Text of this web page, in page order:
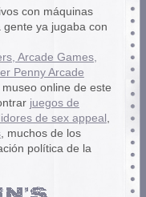
con máquinas
ya jugaba con
Arcade Games,
Penny Arcade
online de este
juegos de
de sex appeal
, muchos de los
política de la